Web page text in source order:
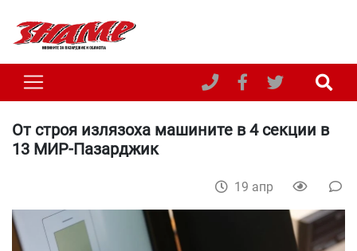
От строя излязоха машините в 4 секции в
13 МИР-Пазарджик
19 апр